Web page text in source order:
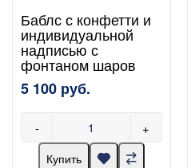
Баблс с конфетти и
индивидуальной
надписью с
фонтаном шаров
5 100 руб.
- +
Купить